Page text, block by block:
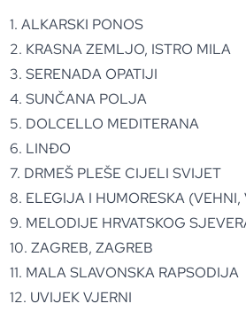
1. ALKARSKI PONOS
2. KRASNA ZEMLJO, ISTRO MILA
3. SERENADA OPATIJI
4. SUNČANA POLJA
5. DOLCELLO MEDITERANA
6. LINĐO
7. DRMEŠ PLEŠE CIJELI SVIJET
8. ELEGIJA I HUMORESKA
9. MELODIJE HRVATSKOG
10. ZAGREB, ZAGREB
11. MALA SLAVONSKA RAPSODIJA
12. UVIJEK VJERNI